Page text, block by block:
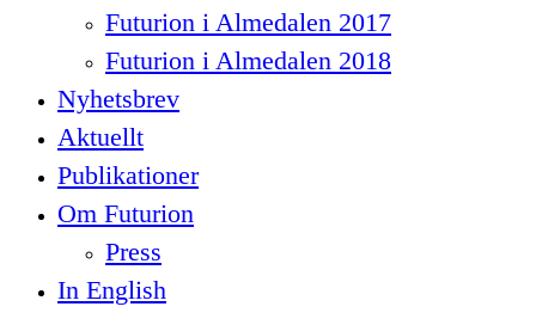
Futurion i Almedalen 2017
Futurion i Almedalen 2018
Nyhetsbrev
Aktuellt
Publikationer
Om Futurion
Press
In English